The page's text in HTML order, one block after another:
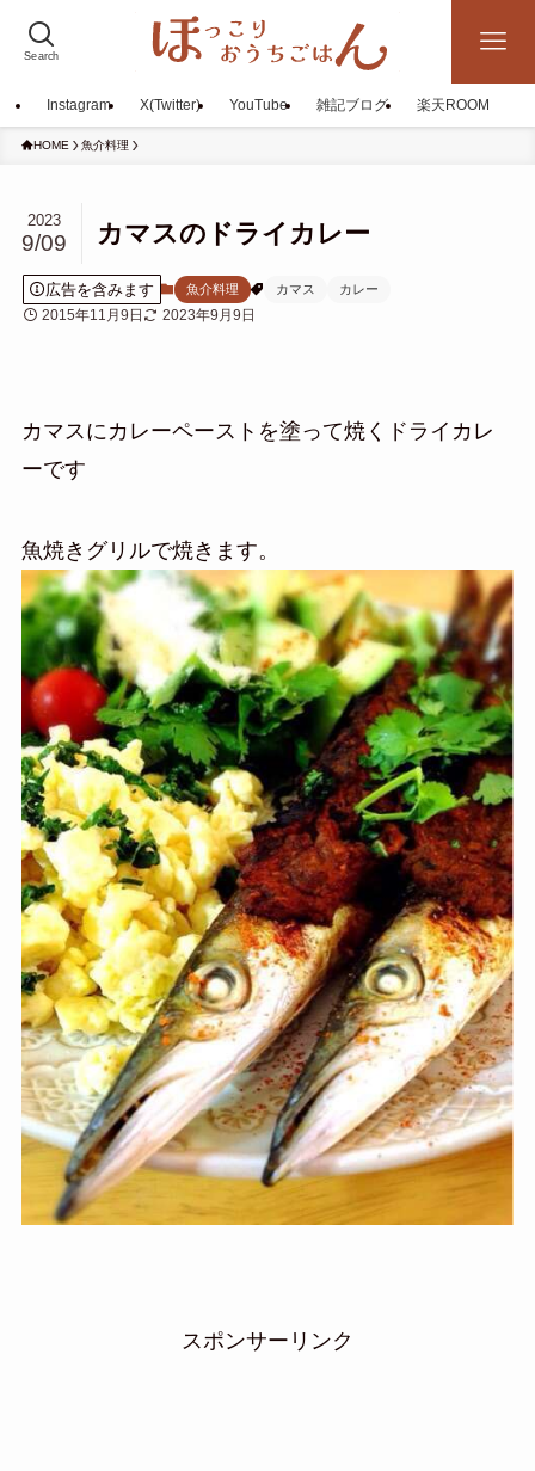
Search
Instagram X(Twitter) YouTube 雑記ブログ 楽天ROOM
HOME 魚介料理
カマスのドライカレー
2023
9/09
広告を含みます 魚介料理 カマス カレー
2015年11月9日 2023年9月9日
カマスにカレーペーストを塗って焼くドライカレ
ーです
魚焼きグリルで焼きます。
スポンサーリンク